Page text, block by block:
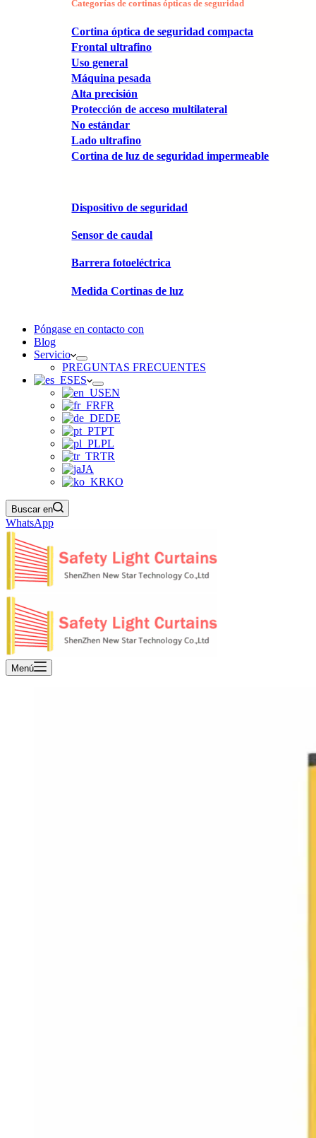
Categorías de cortinas ópticas de seguridad
Cortina óptica de seguridad compacta
Frontal ultrafino
Uso general
Máquina pesada
Alta precisión
Protección de acceso multilateral
No estándar
Lado ultrafino
Cortina de luz de seguridad impermeable
Dispositivo de seguridad
Sensor de caudal
Barrera fotoeléctrica
Medida Cortinas de luz
Póngase en contacto con
Blog
Servicio
PREGUNTAS FRECUENTES
ES
EN
FR
DE
PT
PL
TR
JA
KO
Buscar en
WhatsApp
Menú